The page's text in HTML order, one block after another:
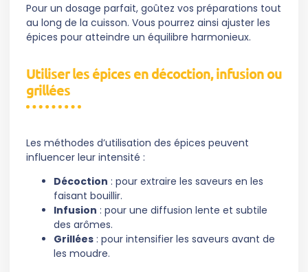
Pour un dosage parfait, goûtez vos préparations tout
au long de la cuisson. Vous pourrez ainsi ajuster les
épices pour atteindre un équilibre harmonieux.
Utiliser les épices en décoction, infusion ou
grillées
Les méthodes d’utilisation des épices peuvent
influencer leur intensité :
Décoction : pour extraire les saveurs en les
faisant bouillir.
Infusion : pour une diffusion lente et subtile
des arômes.
Grillées : pour intensifier les saveurs avant de
les moudre.